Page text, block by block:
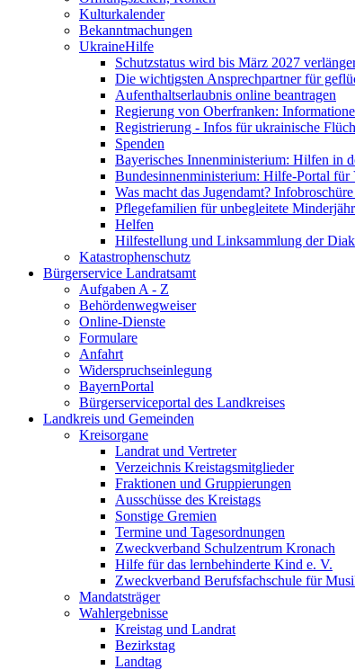
Kulturkalender
Bekanntmachungen
UkraineHilfe
Schutzstatus wird bis März 2027
Die wichtigsten Ansprechpartner für
Aufenthaltserlaubnis online beantragen
Regierung von Oberfranken:
Registrierung - Infos für ukrainische
Spenden
Bayerisches Innenministerium: Hilfen in
Bundesinnenministerium: Hilfe-Portal für
Was macht das Jugendamt?
Pflegefamilien für unbegleitete
Helfen
Hilfestellung und Linksammlung der
Katastrophenschutz
Bürgerservice Landratsamt
Aufgaben A - Z
Behördenwegweiser
Online-Dienste
Formulare
Anfahrt
Widerspruchseinlegung
BayernPortal
Bürgerserviceportal des Landkreises
Landkreis und Gemeinden
Kreisorgane
Landrat und Vertreter
Verzeichnis Kreistagsmitglieder
Fraktionen und Gruppierungen
Ausschüsse des Kreistags
Sonstige Gremien
Termine und Tagesordnungen
Zweckverband Schulzentrum Kronach
Hilfe für das lernbehinderte Kind e. V.
Zweckverband Berufsfachschule für
Mandatsträger
Wahlergebnisse
Kreistag und Landrat
Bezirkstag
Landtag